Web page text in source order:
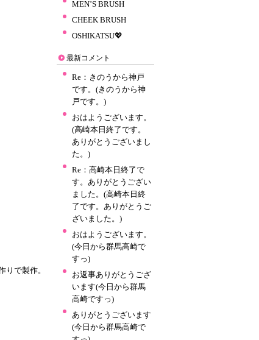
で製作。
MEN’S BRUSH
CHEEK BRUSH
OSHIKATSU💖
最新コメント
Re：きのうから神戸
です。(きのうから神
戸です。)
おはようございます。
(高崎本日終了です。
ありがとうございまし
た。)
Re：高崎本日終了で
す。ありがとうござい
ました。(高崎本日終
了です。ありがとうご
ざいました。)
おはようございます。
(今日から群馬高崎で
すっ)
お返事ありがとうござ
います(今日から群馬
高崎ですっ)
ありがとうございます
(今日から群馬高崎で